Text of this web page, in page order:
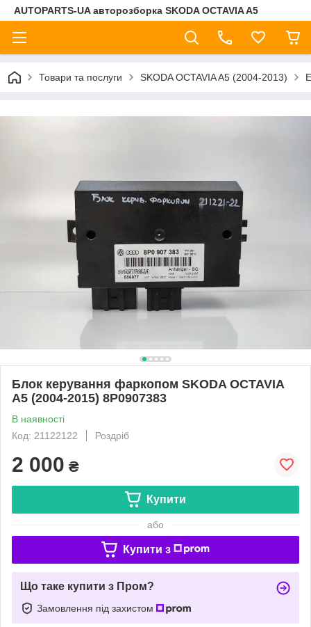
AUTOPARTS-UA авторозборка SKODA OCTAVIA A5
Товари та послуги SKODA OCTAVIA A5 (2004-2013)
Блок керування фаркопом SKODA OCTAVIA
A5 (2004-2015) 8P0907383
В наявності
Код: 21122122
Роздріб
2 000 ₴
Купити
або
Купити з
Що таке купити з Пром?
Замовлення під захистом